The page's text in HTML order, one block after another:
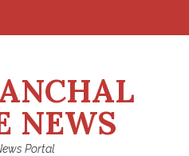
NEWS
Portal